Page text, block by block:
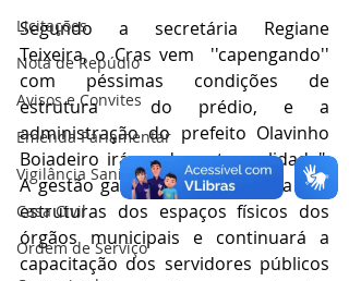
Licitações
Nota de Repúdio
Avisos e Convites
Emenda Parlamentar
Vigilância Sanitária
Casa Civil
Ordem de Serviço
Segundo a secretária Regiane
Teixeira, o Cras vem  ''capengando''
com péssimas condições de
estrutura  do prédio, e a
administração do prefeito Olavinho
Boiadeiro irá mudar esta realidade".
A gestão garantirá a melhoraria das
estruturas dos espaços físicos dos
órgãos municipais e continuará a
capacitação dos servidores públicos